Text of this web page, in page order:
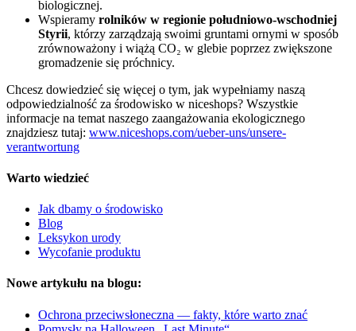
biologicznej.
Wspieramy rolników w regionie południowo-wschodniej
Styrii, którzy zarządzają swoimi gruntami ornymi w sposób
zrównoważony i wiążą CO₂ w glebie poprzez zwiększone
gromadzenie się próchnicy.
Chcesz dowiedzieć się więcej o tym, jak wypełniamy naszą
odpowiedzialność za środowisko w niceshops? Wszystkie
informacje na temat naszego zaangażowania ekologicznego
znajdziesz tutaj: www.niceshops.com/ueber-uns/unsere-
verantwortung
Warto wiedzieć
Jak dbamy o środowisko
Blog
Leksykon urody
Wycofanie produktu
Nowe artykułu na blogu:
Ochrona przeciwsłoneczna — fakty, które warto znać